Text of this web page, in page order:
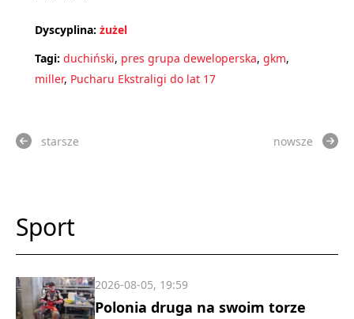
Dyscyplina: żużel
Tagi: duchiński, pres grupa deweloperska, gkm,
miller, Pucharu Ekstraligi do lat 17
starsze nowsze
Sport
Polonia druga na swoim torze
2026-08-05, 19:59